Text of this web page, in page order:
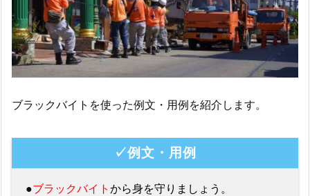
ブラックバイトを使った例文・用例を紹介します。
✓例文・用例
●ブラックバイト から身を守りましょう。